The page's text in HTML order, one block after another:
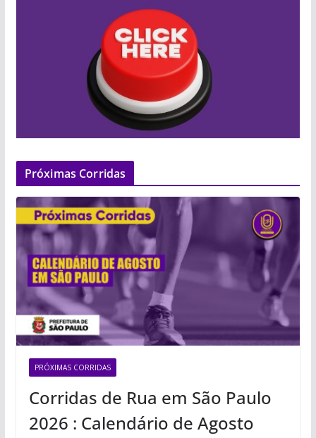
Próximas Corridas
PRÓXIMAS CORRIDAS
Corridas de Rua em São Paulo
2026 : Calendário de Agosto